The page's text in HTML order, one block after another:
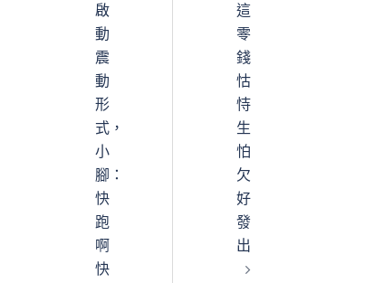
啟
動
震
動
形
式，
小
腳：
快
跑
啊
快
這
零
錢
怙
恃
生
怕
欠
好
發
出